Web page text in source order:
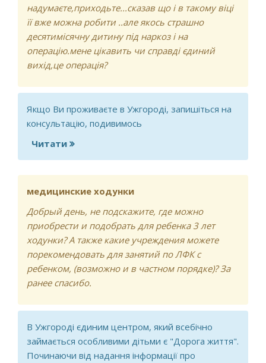
надумаєте,приходьте...сказав що і в такому віці
її вже можна робити ..але якось страшно
десятимісячну дитину під наркоз і на
операцію.мене цікавить чи справді єдиний
вихід,це операція?
Якщо Ви проживаєте в Ужгороді, запишіться на
консультацію, подивимось
Читати про Клацаючий палець
медицинские ходунки
Добрый день, не подскажите, где можно
приобрести и подобрать для ребенка 3 лет
ходунки? А также какие учреждения можете
порекомендовать для занятий по ЛФК с
ребенком, (возможно и в частном порядке)? За
ранее спасибо.
В Ужгороді єдиним центром, який всебічно
займається особливими дітьми є "Дорога життя".
Починаючи від надання інформації про